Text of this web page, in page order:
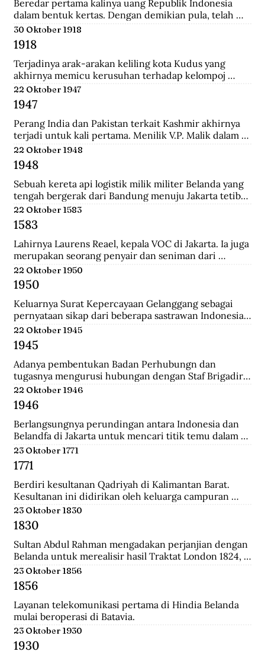
Presiden No.14 Tahun 1967 tentang perayaan
masyarakat Tionghoa.
Beredar pertama kalinya uang Republik Indonesia
dalam bentuk kertas. Dengan demikian pula, telah
diresmikan bahwa uang Jepang dan Javasche Bank
tidak berlaku lagi.
30 Oktober 1918
1918
Terjadinya arak-arakan keliling kota Kudus yang
akhirnya memicu kerusuhan terhadap kelompoj
Tionghoa disana.
22 Oktober 1947
1947
Perang India dan Pakistan terkait Kashmir akhirnya
terjadi untuk kali pertama. Menilik V.P. Malik dalam
Kargil from Surprise to Victory, Perang Indo-Pakistani
I itu membawa korban 1.104 jiwa di pihak India dan
6.000 di pihak Pakistan.
22 Oktober 1948
1948
Sebuah kereta api logistik milik militer Belanda yang
tengah bergerak dari Bandung menuju Jakarta tetiba
terguling di kawasan Bendul. Sejumlah penumpang
tewas seketika dan puluhan lainya mengalami luka-
luka.
22 Oktober 1583
1583
Lahirnya Laurens Reael, kepala VOC di Jakarta. Ia juga
merupakan seorang penyair dan seniman dari
Belanda.
22 Oktober 1950
1950
Keluarnya Surat Kepercayaan Gelanggang sebagai
pernyataan sikap dari beberapa sastrawan Indonesia
yang menginginkan untuk menjaga kebudayaan
Indonesia diantaranya Asrul Sani dan Rivai Apin.
Sehingga revolusi harus mempunyai nilai baru yang
bisa menjadi kebudayaan rayat dengan sifatnya
sendiri.
22 Oktober 1945
1945
Adanya pembentukan Badan Perhubungn dan
tugasnya mengurusi hubungan dengan Staf Brigadir
Jenderal N Mac Donalnd, Komandan Brigade Infanteri
India ke 37 yang menjadi penguasa tertinggi di
Bandung. Melalui badan ini, Inggris meminta
Indonesia sepakat mengumpulkan seluruh
persenjataan untuk diserahakan kepadanya namun
ditolak dengan semangat revolusi.
22 Oktober 1946
1946
Berlangsungnya perundingan antara Indonesia dan
Belandfa di Jakarta untuk mencari titik temu dalam
penyelesaian masalah kedua negara. Namun gagal dan
dilanjutkan pada perundingan Linggarjati di Cirebon.
23 Oktober 1771
1771
Berdiri kesultanan Qadriyah di Kalimantan Barat.
Kesultanan ini didirikan oleh keluarga campuran
antara Arab, Melayu, Bugis dan Dayak. Kehidupan
pemerintahan kesultanan ini hanya berlangsung
relatif singkat, 179 tahun, dan hanya diperintah oleh 8
generasi sultan dan dinasti Al-Qadrie, sejak
kelahirannya 1771 sampai dengan Proklamasi
Kemerdekaan RI 1945. Pendiri kesultanan ini adalah
Syarif Abdurrahman Al-Qadrie, putera Sayyed
Hussein Al-Qadrie, atau Habib Hussein Al-Qadrie.
23 Oktober 1830
1830
Sultan Abdul Rahman mengadakan perjanjian dengan
Belanda untuk merealisir hasil Traktat London 1824,
isinya merupakan pengakuan Sultan bahwa
pemegang kekuasaan tertinggi adalah Pemerintahan
Hindia Belanda.
23 Oktober 1856
1856
Layanan telekomunikasi pertama di Hindia Belanda
mulai beroperasi di Batavia.
23 Oktober 1930
1930